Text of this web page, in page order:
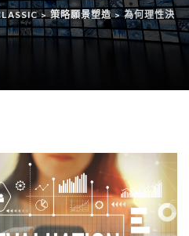
> 策略願景塑造>為何理性決